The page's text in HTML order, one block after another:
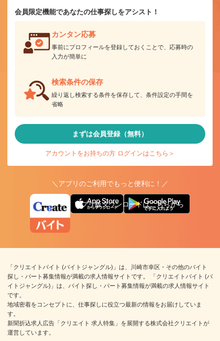
会員限定機能であなたの仕事探しをアシスト！
カンタン応募
事前にプロフィールを登録しておくことで、応募時の
入力が簡単に
検索条件の保存
繰り返し検索する条件を保存して、条件設定の手間を
省略
まずは会員登録（無料）
アカウントをお持ちの方 ログインはこちら＞
＼アプリのご利用でもっと便利に！／
アプリ版ダウンロードはこちらから
「クリエイトバイト (バイトジャングル)」は、川崎市幸区・その他のバイト
探し・パート募集情報が満載の求人情報サイトです。 「クリエイトバイト (バ
イトジャングル)」は、バイト探し・パート募集情報が満載の求人情報サイト
です。
地域密着をコンセプトに、仕事探しに役立つ最新の情報をお届けしていま
す。
新聞折込求人広告「クリエイト 求人特集」を展開する株式会社クリエイトが
運営しています。